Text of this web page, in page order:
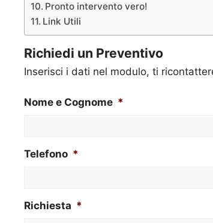
Pronto intervento vero!
Link Utili
Richiedi un Preventivo
Inserisci i dati nel modulo, ti
Nome e Cognome *
Telefono *
Richiesta *